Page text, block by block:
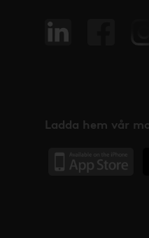
Ladda hem vår